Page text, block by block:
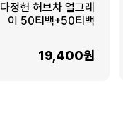
다정헌 허브차 얼그레
이 50티백+50티백
19,400원